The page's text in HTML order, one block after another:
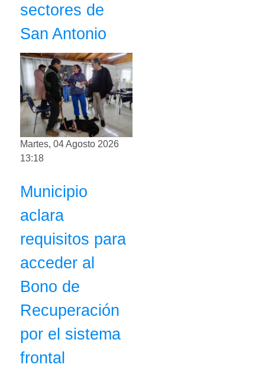
sectores de
San Antonio
Martes, 04 Agosto 2026
13:18
Municipio
aclara
requisitos para
acceder al
Bono de
Recuperación
por el sistema
frontal